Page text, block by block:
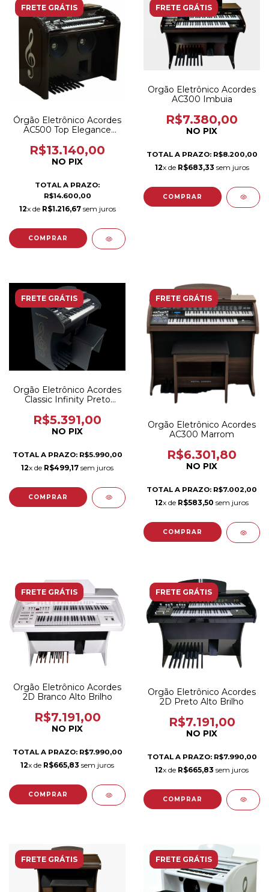
FRETE GRÁTIS
Órgão Eletrônico Acordes
AC500 Top Elegance
R$13.140,00
NO PIX
TOTAL A PRAZO:
R$14.600,00
12x de R$1.216,67sem juros
FRETE GRÁTIS
Orgão Eletrônico Acordes
AC300 Imbuia
R$7.380,00
NO PIX
TOTAL A PRAZO: R$8.200,00
12x de R$683,33 sem juros
FRETE GRÁTIS
Orgão Eletrônico Acordes
Classic Infinity Preto
R$5.391,00
NO PIX
TOTAL A PRAZO: R$5.990,00
12x de R$499,17 sem juros
FRETE GRÁTIS
Orgão Eletrônico Acordes
AC300 Marrom
R$6.301,80
NO PIX
TOTAL A PRAZO: R$7.002,00
12x de R$583,50 sem juros
FRETE GRÁTIS
Orgão Eletrônico Acordes
2D Branco Alto Brilho
R$7.191,00
NO PIX
TOTAL A PRAZO: R$7.990,00
12x de R$665,83 sem juros
FRETE GRÁTIS
Orgão Eletrônico Acordes
2D Preto Alto Brilho
R$7.191,00
NO PIX
TOTAL A PRAZO: R$7.990,00
12x de R$665,83 sem juros
FRETE GRÁTIS FRETE GRÁTIS